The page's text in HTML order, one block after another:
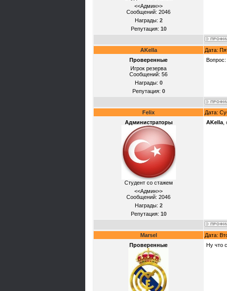
<<Админ>>
Сообщений: 2046
Награды: 2
Репутация: 10
AKella Дата:
Проверенные
Игрок резерва
Сообщений: 56
Награды: 0
Репутация: 0
Вопрос:
Felix Дата:
Администраторы
Студент со стажем
<<Админ>>
Сообщений: 2046
Награды: 2
Репутация: 10
AKella
Marsel Дата:
Проверенные
Ну что